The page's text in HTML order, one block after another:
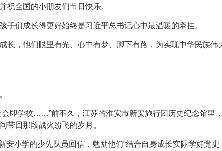
祝全国的小朋友们节日快乐。
子们成长得更好始终是习近平总书记心中最温暖的牵挂。
长，他们眼里有光、心中有梦、脚下有路，为实现中华民族伟
即学校……”前不久，江苏省淮安市新安旅行团历史纪念馆里
带回那段战火纷飞的岁月。
安小学的少先队员回信，勉励他们“结合自身成长实际学好党史